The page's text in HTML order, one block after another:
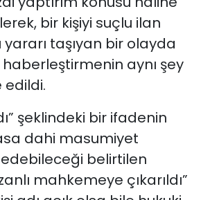
bir kişiyi suçlu ilan
taşıyan bir olayda
aynı şey
edildi.
şeklindeki bir ifadenin
dahi masumiyet
belirtilen
mahkemeye çıkarıldı”